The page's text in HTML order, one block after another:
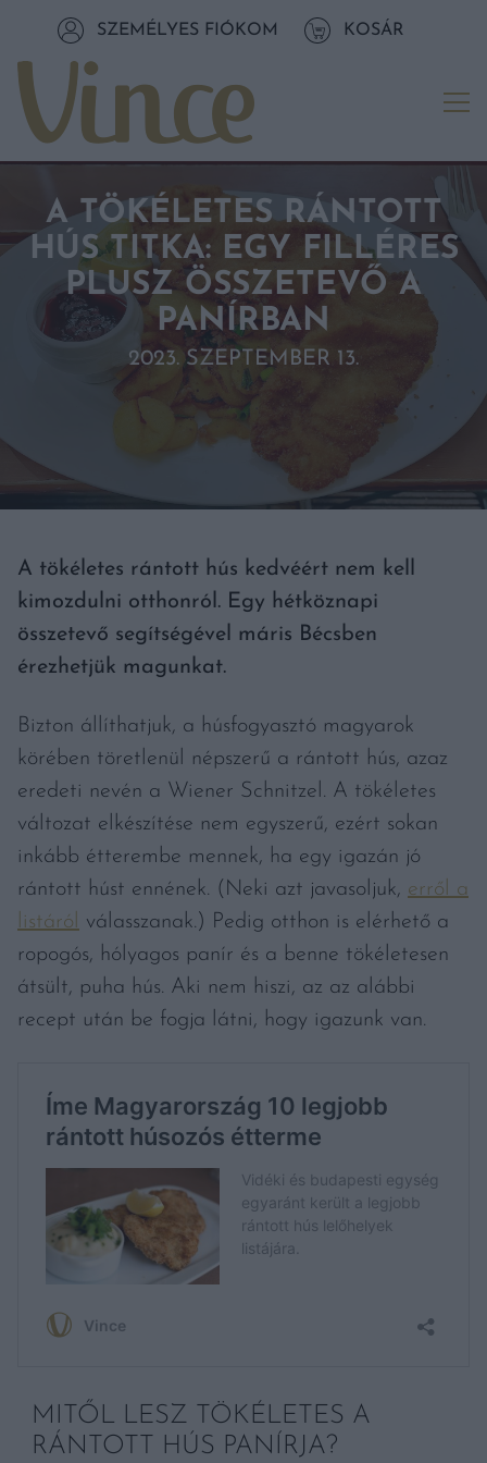
Tovább a tartalomhozSZEMÉLYES FIÓKOM KOSÁR
A TÖKÉLETES RÁNTOTT
HÚS TITKA: EGY FILLÉRES
PLUSZ ÖSSZETEVŐ A
PANÍRBAN
2023. SZEPTEMBER 13.
A tökéletes rántott hús kedvéért nem kell
kimozdulni otthonról. Egy hétköznapi
összetevő segítségével máris Bécsben
érezhetjük magunkat.
Bizton állíthatjuk, a húsfogyasztó magyarok
körében töretlenül népszerű a rántott hús, azaz
eredeti nevén a Wiener Schnitzel. A tökéletes
változat elkészítése nem egyszerű, ezért sokan
inkább étterembe mennek, ha egy igazán jó
rántott húst ennének. (Neki azt javasoljuk, erről a
listáról válasszanak.) Pedig otthon is elérhető a
ropogós, hólyagos panír és a benne tökéletesen
átsült, puha hús. Aki nem hiszi, az az alábbi
recept után be fogja látni, hogy igazunk van.
MITŐL LESZ TÖKÉLETES A
RÁNTOTT HÚS PANÍRJA?